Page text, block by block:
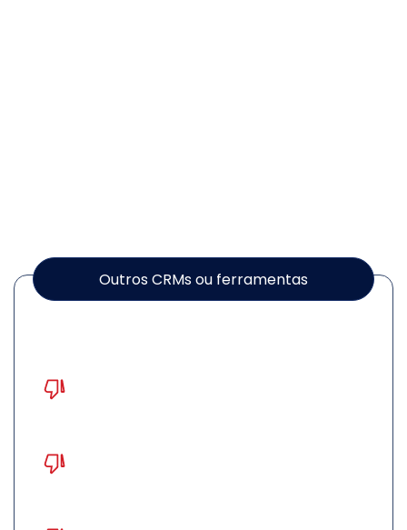
Outros CRMs ou ferramentas